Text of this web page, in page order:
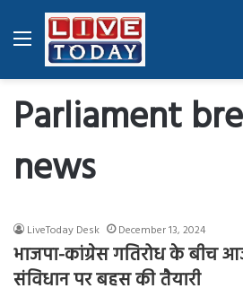
Menu
Parliament
news
LiveToday Desk December 13, 2024
भाजपा-कांग्रेस गतिरोध के बीच
संविधान पर बहस की तैयारी